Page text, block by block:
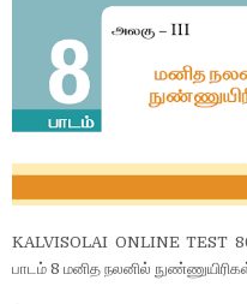
KALVISOLAI ONLINE TEST
பாடம் 8 மனித நலனில்